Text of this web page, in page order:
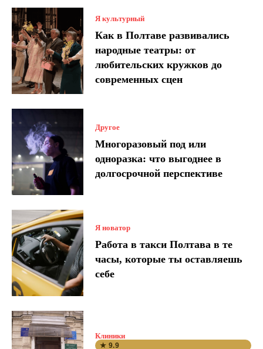
Я культурный
Как в Полтаве развивались
народные театры: от
любительских кружков до
современных сцен
Другое
Многоразовый под или
одноразка: что выгоднее в
долгосрочной перспективе
Я новатор
Работа в такси Полтава в те
часы, которые ты оставляешь
себе
Клиники
★ 9.9